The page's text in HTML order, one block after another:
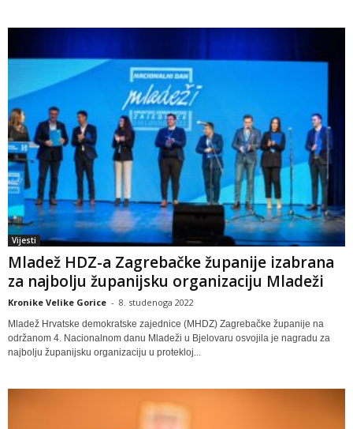
Vijesti
Mladež HDZ-a Zagrebačke županije izabrana
za najbolju županijsku organizaciju Mladeži
Kronike Velike Gorice - 8. studenoga 2022
Mladež Hrvatske demokratske zajednice (MHDZ) Zagrebačke županije na
održanom 4. Nacionalnom danu Mladeži u Bjelovaru osvojila je nagradu za
najbolju županijsku organizaciju u protekloj...